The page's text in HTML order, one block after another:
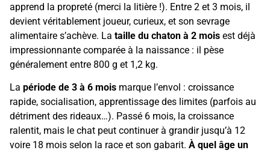
apprend la propreté (merci la litière !). Entre 2 et 3 mois, il
devient véritablement joueur, curieux, et son sevrage
alimentaire s’achève. La taille du chaton à 2 mois est déjà
impressionnante comparée à la naissance : il pèse
généralement entre 800 g et 1,2 kg.
La période de 3 à 6 mois marque l’envol : croissance
rapide, socialisation, apprentissage des limites (parfois au
détriment des rideaux…). Passé 6 mois, la croissance
ralentit, mais le chat peut continuer à grandir jusqu’à 12
voire 18 mois selon la race et son gabarit. À quel âge un